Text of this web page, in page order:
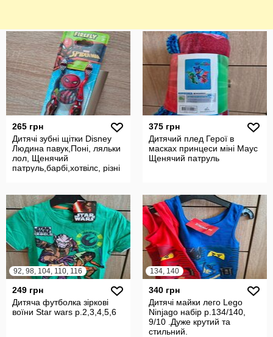
265 грн
Дитячі зубні щітки Disney
Людина павук,Поні, ляльки
лол, Щенячий
патруль,барбі,хотвілс, різні
375 грн
Дитячий плед Герої в
масках принцеси міні Маус
Щенячий патруль
92, 98, 104, 110, 116
249 грн
Дитяча футболка зіркові
воїни Star wars р.2,3,4,5,6
134, 140
340 грн
Дитячі майки лего Lego
Ninjago набір р.134/140,
9/10 .Дуже крутий та
стильний.